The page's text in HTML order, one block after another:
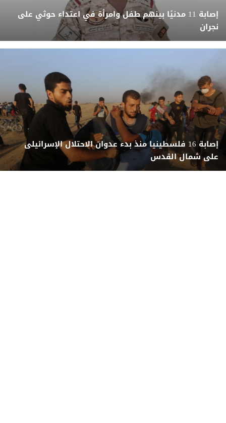
إصابة 11 مدنيًا بينهم طفل وامرأة في اعتداء حوثي على
نجران
إصابة 16 فلسطينيا منذ بدء عدوان الاحتلال الإسرائيلى
على شمال القدس